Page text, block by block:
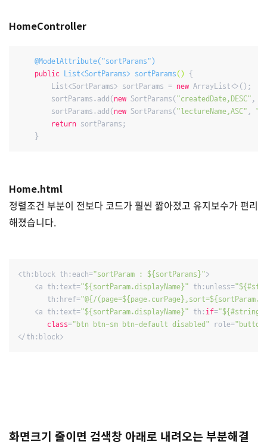
HomeController
@ModelAttribute("sortParams")
public List<SortParams> sortParams() {
        List<SortParams> sortParams =
new ArrayList<>();
        sortParams.add(
new SortParams( "createdDate,DESC" ,
        sortParams.add(
new SortParams( "lectureName,ASC" , "
return sortParams;
    }
Home.html
정렬조건 부분이 전보다 코드가 훨씬 짧아졌고 유지보수가 편리
해졌습니다.
<th:block th:each="sortParam : ${sortParams}">
    <a th:text=
"${sortParam.displayName}" th:unless=
       th:href=
"@{/
    <a th:text=
"${sortParam.displayName}" th: if=
class="btn btn-sm btn-default disabled" role=
</th:block>
화면크기 줄이면 검색창 아래로 내려오는 부분해결